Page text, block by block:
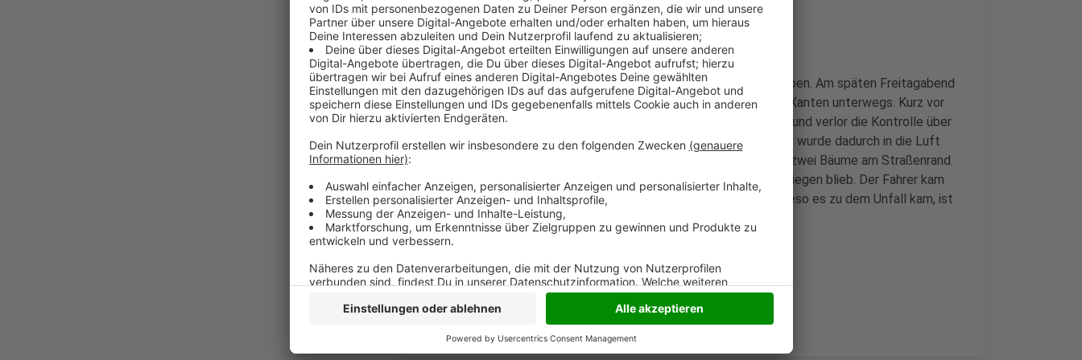
Anzeige
Am Wochenende hat es in Sonsbeck einen schweren Unfall gegeben. Am späten Freitagabend
war ein 21-jähriger Xantener auf der Xantener Straße in Richtung Xanten unterwegs. Kurz vor
dem Ortseingang Sonsbeck kam er plötzlich von der Fahrbahn ab und verlor die Kontrolle über
sein Auto. Das Auto krachte laut Polizei gegen eine Asphaltkante, wurde dadurch in die Luft
geschleudert und prallte in Höhe von zwei bis drei Metern gegen zwei Bäume am Straßenrand.
Schließlich landete das Auto im Graben, in dem es auf dem Dach liegen blieb. Der Fahrer kam
schwerverletzt ins Krankenhaus, Lebensgefahr bestand nicht. Wieso es zu dem Unfall kam, ist
noch nicht klar. Am Auto entstand einen Totalschaden.
Anzeige